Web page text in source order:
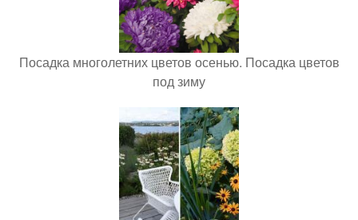
Посадка многолетних цветов осенью. Посадка цветов
под зиму